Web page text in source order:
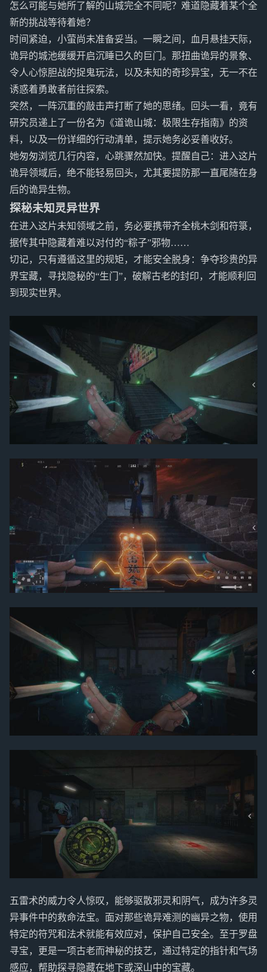
怎么可能与她所了解的山城完全不同呢？难道隐藏着某个全
新的挑战等待着她？
时间紧迫，小萤尚未准备妥当。一瞬之间，血月悬挂天际，
诡异的城池缓缓开启沉睡已久的巨门。那扭曲诡异的景象、
令人心惊胆战的捉鬼玩法，以及未知的奇珍异宝，无一不在
诱惑着勇敢者前往探索。
突然，一阵沉重的敲击声打断了她的思绪。回头一看，竟有
研究员递上了一份名为《道诡山城：极限生存指南》的资
料，以及一份详细的行动清单，提示她务必妥善收好。
她匆匆浏览几行内容，心跳骤然加快。提醒自己：进入这片
诡异领域后，绝不能轻易回头，尤其要提防那一直尾随在身
后的诡异生物。
探秘未知灵异世界
在进入这片未知领域之前，务必要携带齐全桃木剑和符箓，
据传其中隐藏着难以对付的“粽子”邪物……
切记，只有遵循这里的规矩，才能安全脱身：争夺珍贵的异
界宝藏，寻找隐秘的“生门”，破解古老的封印，才能顺利回
到现实世界。
五雷术的威力令人惊叹，能够驱散邪灵和阴气，成为许多灵
异事件中的救命法宝。面对那些诡异难测的幽异之物，使用
特定的符咒和法术就能有效应对，保护自己安全。至于罗盘
寻宝，更是一项古老而神秘的技艺，通过特定的指针和气场
感应，帮助探寻隐藏在地下或深山中的宝藏。